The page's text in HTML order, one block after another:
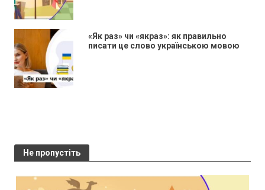
«Як раз» чи «якраз»: як правильно
писати це слово українською мовою
Не пропустіть